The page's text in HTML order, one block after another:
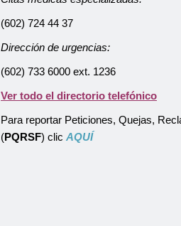
(602) 724 44 37
Dirección de urgencias:
(602) 733 6000 ext. 1236
Ver todo el directorio telefónico
Para reportar Peticiones, Quejas,
(PQRSF) clic AQUÍ